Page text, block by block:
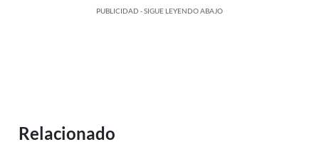
PUBLICIDAD - SIGUE LEYENDO ABAJO
Relacionado